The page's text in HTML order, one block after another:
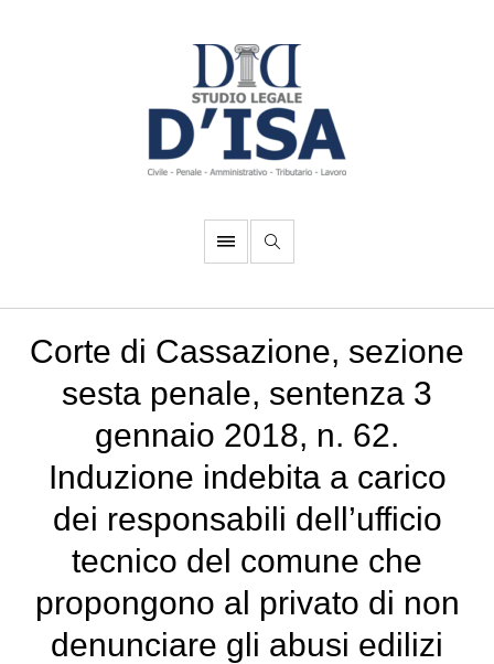
Corte di Cassazione, sezione
sesta penale, sentenza 3
gennaio 2018, n. 62.
Induzione indebita a carico
dei responsabili dell’ufficio
tecnico del comune che
propongono al privato di non
denunciare gli abusi edilizi